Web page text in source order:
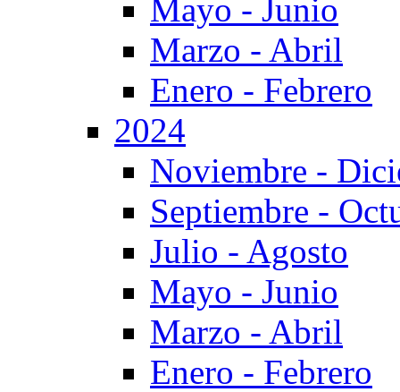
Mayo - Junio
Marzo - Abril
Enero - Febrero
2024
Noviembre -
Septiembre -
Julio - Agosto
Mayo - Junio
Marzo - Abril
Enero - Febrero